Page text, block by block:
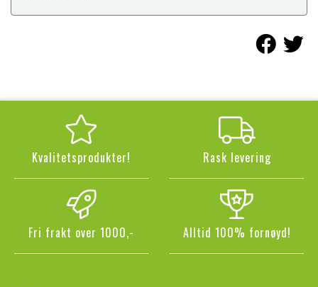
Kvalitetsprodukter! Rask levering
Fri frakt over 1000,- Alltid 100% fornøyd!